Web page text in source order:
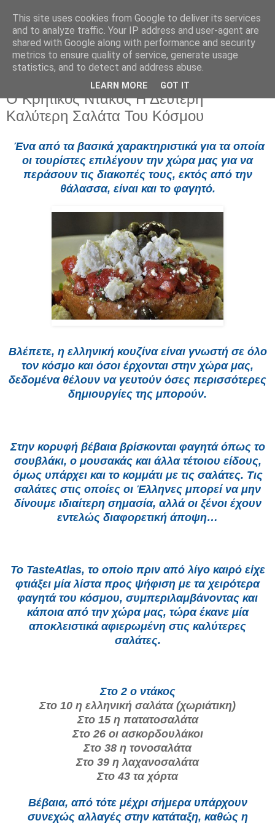
Κυριακή 6 Ιουλίου 2025
Ο Κρητικός Ντάκος Η Δεύτερη
Καλύτερη Σαλάτα Του Κόσμου
Ένα από τα βασικά χαρακτηριστικά για τα οποία
οι τουρίστες επιλέγουν την χώρα μας για να
περάσουν τις διακοπές τους, εκτός από την
θάλασσα, είναι και το φαγητό.
Βλέπετε, η ελληνική κουζίνα είναι γνωστή σε όλο
τον κόσμο και όσοι έρχονται στην χώρα μας,
δεδομένα θέλουν να γευτούν όσες περισσότερες
δημιουργίες της μπορούν.
Στην κορυφή βέβαια βρίσκονται φαγητά όπως το
σουβλάκι, ο μουσακάς και άλλα τέτοιου είδους,
όμως υπάρχει και το κομμάτι με τις σαλάτες. Τις
σαλάτες στις οποίες οι Έλληνες μπορεί να μην
δίνουμε ιδιαίτερη σημασία, αλλά οι ξένοι έχουν
εντελώς διαφορετική άποψη…
Το TasteAtlas, το οποίο πριν από λίγο καιρό είχε
φτιάξει μία λίστα προς ψήφιση με τα χειρότερα
φαγητά του κόσμου, συμπεριλαμβάνοντας και
κάποια από την χώρα μας, τώρα έκανε μία
αποκλειστικά αφιερωμένη στις καλύτερες
σαλάτες.
Στο 2 ο ντάκος
Στο 10 η ελληνική σαλάτα (χωριάτικη)
Στο 15 η πατατοσαλάτα
Στο 26 οι ασκορδουλάκοι
Στο 38 η τονοσαλάτα
Στο 39 η λαχανοσαλάτα
Στο 43 τα χόρτα
Βέβαια, από τότε μέχρι σήμερα υπάρχουν
συνεχώς αλλαγές στην κατάταξη, καθώς η
This site uses cookies from Google to deliver its services
and to analyze traffic. Your IP address and user-agent are
shared with Google along with performance and security
metrics to ensure quality of service, generate usage
statistics, and to detect and address abuse.
LEARN MORE GOT IT